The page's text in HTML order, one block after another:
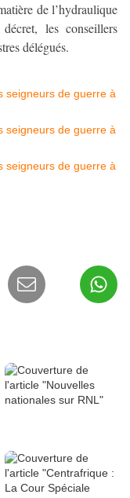
de l’hydraulique
les conseillers
délégués.